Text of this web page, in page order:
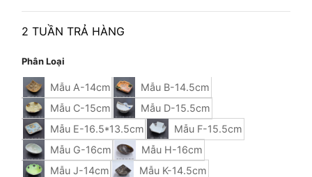
2 TUẦN TRẢ HÀNG
Phân Loại
Mẫu A-14cm
Mẫu B-14.5cm
Mẫu C-15cm
Mẫu D-15.5cm
Mẫu E-16.5*13.5cm
Mẫu F-15.5cm
Mẫu G-16cm
Mẫu H-16cm
Mẫu J-14cm
Mẫu K-14.5cm